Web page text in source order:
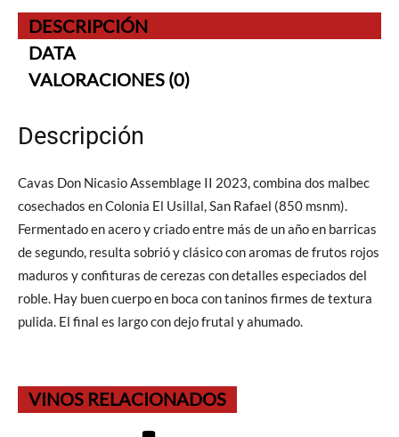
DESCRIPCIÓN
DATA
VALORACIONES (0)
Descripción
Cavas Don Nicasio Assemblage II 2023, combina dos malbec
cosechados en Colonia El Usillal, San Rafael (850 msnm).
Fermentado en acero y criado entre más de un año en barricas
de segundo, resulta sobrió y clásico con aromas de frutos rojos
maduros y confituras de cerezas con detalles especiados del
roble. Hay buen cuerpo en boca con taninos firmes de textura
pulida. El final es largo con dejo frutal y ahumado.
VINOS RELACIONADOS